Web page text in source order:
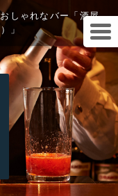
しゃれなバー「酒屋
」